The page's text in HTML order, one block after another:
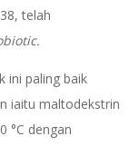
telah
ini paling baik
iaitu maltodekstrin
°C dengan